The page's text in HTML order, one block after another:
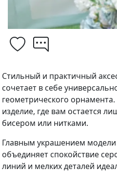
Стильный и практичный
сочетает в себе
геометрического
изделие, где вам остается
бисером или нитками.
Главным украшением
объединяет спокойствие
линий и мелких деталей